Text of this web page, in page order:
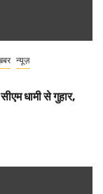
न्यूज़
धामी से गुहार,